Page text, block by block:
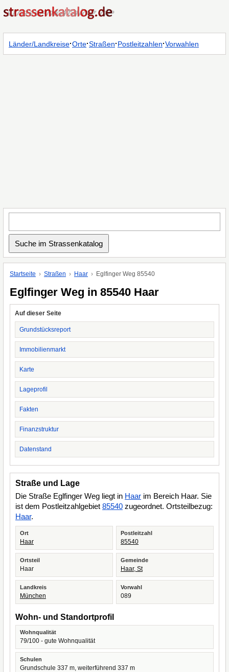
Länder/Landkreise·Orte·Straßen·Postleitzahlen·Vorwahlen
Startseite Straßen Haar Eglfinger Weg 85540
Eglfinger Weg in 85540 Haar
Auf dieser Seite
Grundstücksreport
Immobilienmarkt
Karte
Lageprofil
Fakten
Finanzstruktur
Datenstand
Straße und Lage
Die Straße Eglfinger Weg liegt in Haar im Bereich Haar. Sie
ist dem Postleitzahlgebiet 85540 zugeordnet. Ortsteilbezug:
Haar.
Ort
Haar
Postleitzahl
85540
Ortsteil
Haar
Gemeinde
Haar, St
Landkreis
München
Vorwahl
089
Wohn- und Standortprofil
Wohnqualität
79/100 - gute Wohnqualität
Schulen
Grundschule 337 m, weiterführend 337 m